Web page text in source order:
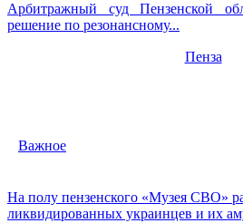
Арбитражный суд Пензенской
решение по резонансному...
Пенза
Важное
На полу пензенского «Музея СВО»
ликвидированных украинцев и их